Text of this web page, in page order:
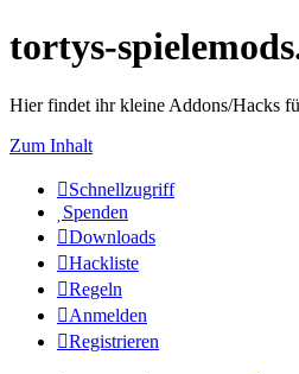
tortys-
Hier findet ihr kleine Addons/Hacks
Zum Inhalt
Schnellzugriff
Spenden
Downloads
Hackliste
Regeln
Anmelden
Registrieren